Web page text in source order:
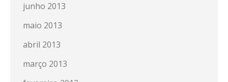
junho 2013
maio 2013
abril 2013
março 2013